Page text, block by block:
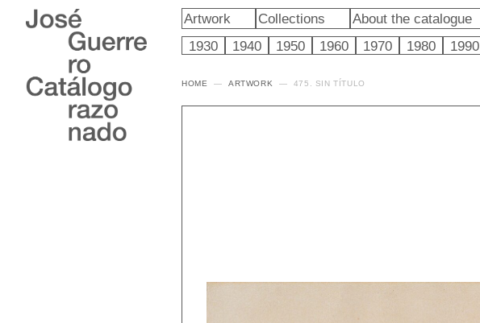
Artwork Collections
About the catalogue
1930
1940 1950 1960 1970 1980 1990
HOME ARTWORK 475. SIN TÍTULO